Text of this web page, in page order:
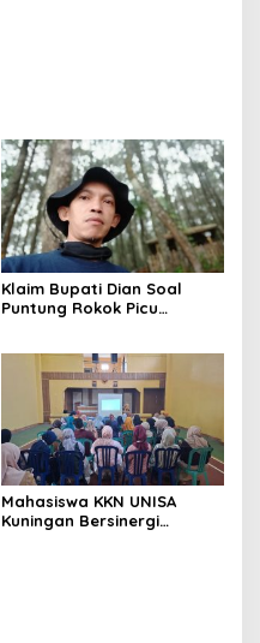
Klaim Bupati Dian Soal
Puntung Rokok Picu
Sesuai Kajian Ilmiah
Mahasiswa KKN UNISA
Kuningan Bersinergi